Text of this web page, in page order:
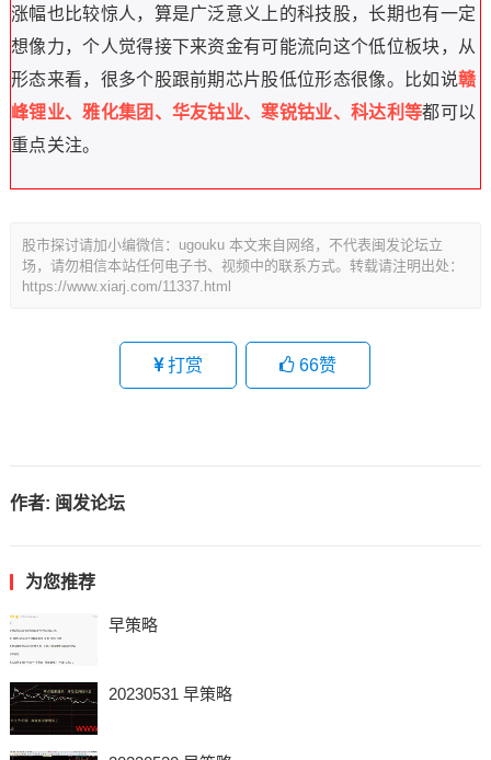
涨幅也比较惊人，算是广泛意义上的科技股，长期也有一定
想像力，个人觉得接下来资金有可能流向这个低位板块，从
形态来看，很多个股跟前期芯片股低位形态很像。比如说赣
峰锂业、雅化集团、华友钴业、寒锐钴业、科达利等都可以
重点关注。
股市探讨请加小编微信：ugouku 本文来自网络，不代表闽发论坛立
场，请勿相信本站任何电子书、视频中的联系方式。转载请注明出处：
https://www.xiarj.com/11337.html
打赏 66赞
作者: 闽发论坛
为您推荐
早策略
20230531 早策略